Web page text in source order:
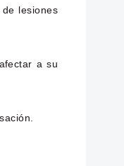
lesiones
a su